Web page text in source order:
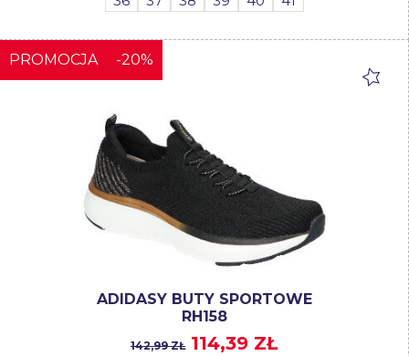
PROMOCJA -20%
ADIDASY BUTY SPORTOWE
RH158
142,99 ZŁ 114,39 ZŁ